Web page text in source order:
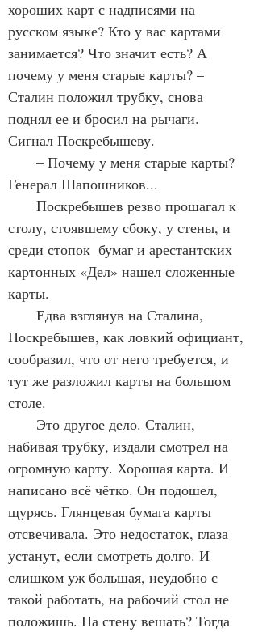
хороших карт с надписями на
русском языке? Кто у вас картами
занимается? Что значит есть? А
почему у меня старые карты? –
Сталин положил трубку, снова
поднял ее и бросил на рычаги.
Сигнал Поскребышеву.
Генерал Шапошников...
столу, стоявшему сбоку, у стены, и
среди стопок  бумаг и арестантских
картонных «Дел» нашел сложенные
карты.
Поскребышев, как ловкий официант,
сообразил, что от него требуется, и
тут же разложил карты на большом
столе.
набивая трубку, издали смотрел на
огромную карту. Хорошая карта. И
написано всё чётко. Он подошел,
щурясь. Глянцевая бумага карты
отсвечивала. Это недостаток, глаза
устанут, если смотреть долго. И
слишком уж большая, неудобно с
такой работать, на рабочий стол не
положишь. На стену вешать? Тогда